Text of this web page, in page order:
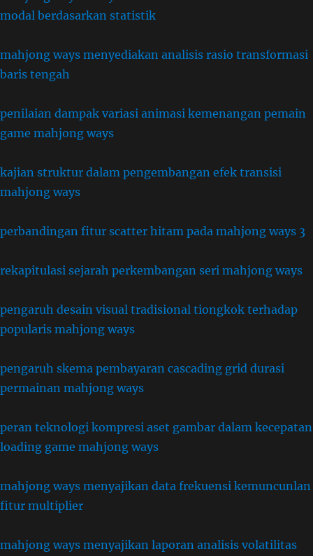
modal berdasarkan statistik
mahjong ways menyediakan analisis rasio transformasi
baris tengah
penilaian dampak variasi animasi kemenangan pemain
game mahjong ways
kajian struktur dalam pengembangan efek transisi
mahjong ways
perbandingan fitur scatter hitam pada mahjong ways 3
rekapitulasi sejarah perkembangan seri mahjong ways
pengaruh desain visual tradisional tiongkok terhadap
popularis mahjong ways
pengaruh skema pembayaran cascading grid durasi
permainan mahjong ways
peran teknologi kompresi aset gambar dalam kecepatan
loading game mahjong ways
mahjong ways menyajikan data frekuensi kemuncunlan
fitur multiplier
mahjong ways menyajikan laporan analisis volatilitas